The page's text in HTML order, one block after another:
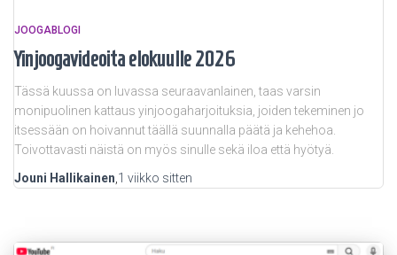
JOOGABLOGI
Yinjoogavideoita elokuulle 2026
Tässä kuussa on luvassa seuraavanlainen, taas varsin
monipuolinen kattaus yinjoogaharjoituksia, joiden tekeminen jo
itsessään on hoivannut täällä suunnalla päätä ja kehehoa.
Toivottavasti näistä on myös sinulle sekä iloa että hyötyä.
Jouni Hallikainen 1 viikko sitten